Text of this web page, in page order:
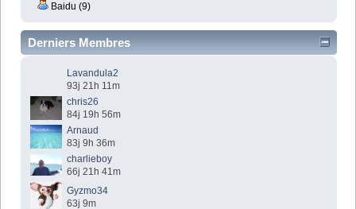
Baidu (9)
Derniers Membres
Lavandula2
93j 21h 11m
chris26
84j 19h 56m
Arnaud
83j 9h 36m
charlieboy
66j 21h 41m
Gyzmo34
63j 9m